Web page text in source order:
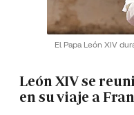
El Papa León XIV
León XIV se
en su viaje a